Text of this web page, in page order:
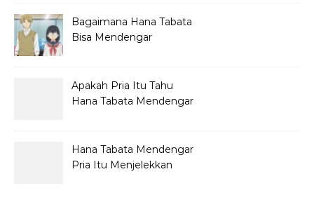
Bagaimana Hana Tabata
Bisa Mendengar
Apakah Pria Itu Tahu
Hana Tabata Mendengar
Hana Tabata Mendengar
Pria Itu Menjelekkan